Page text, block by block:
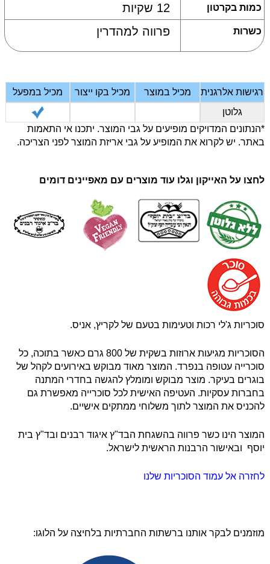
כמות בקרטון 12 שקיות
כשרות פרווה למהדרין
רגישות אלרגנית מכיל במוצר מכיל בקו ייצור
מכיל במפעל
גלוטן
*הנתונים המדויקים מופיעים על גבי המוצר. יתכנו אי התאמות
באתר. יש לקרוא את המופיע על גבי אריזת המוצר לפני הצריכה.
לחצו על האייקון וגלו עוד מוצרים עם מאפיינים דומים
סוכריות ג'לי רכות וטעימות בטעם של לקריץ, אניס.
הסוכריות מגיעות ארוזות בשקית של 800 גרם כאשר בתוכה, כל
סוכרייה עטופה בנפרד. המוצר מאוד מבוקש באירועים לקהל של
בוגרים בעיקר. מוצר מבוקש ומומלץ להגשה בחדרי המתנה
בחברות עסקיות. העטיפה האישית לכל סוכרייה מאפשרת גם
להכניס את המוצר לתוך משלוחי ממתקים אישיים.
המוצר הינו כשר פרווה בהשגחת הבד"ץ איגוד רבנים ובד"ץ בית
יוסף ובאישור הרבנות הראשית לישראל.
לחזרה אל עמוד הסוכריות שלנו
מוזמנים לבקר אותנו ברשתות החברתיות בלחיצה על הלוגו: